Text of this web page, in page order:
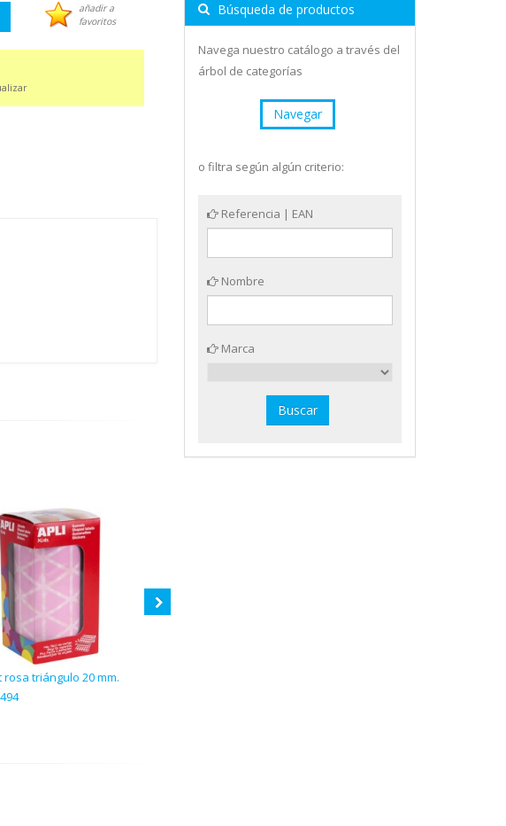
añadir a
favoritos
rosa triángulo 20 mm.
Búsqueda de productos
Navega nuestro catálogo a través del
árbol de categorías
Navegar
o filtra según algún criterio:
Referencia | EAN
Nombre
Marca